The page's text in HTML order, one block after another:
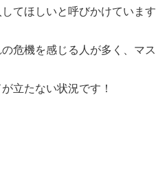
てほしいと呼びかけています
危機を感じる人が多く、マス
立たない状況です！